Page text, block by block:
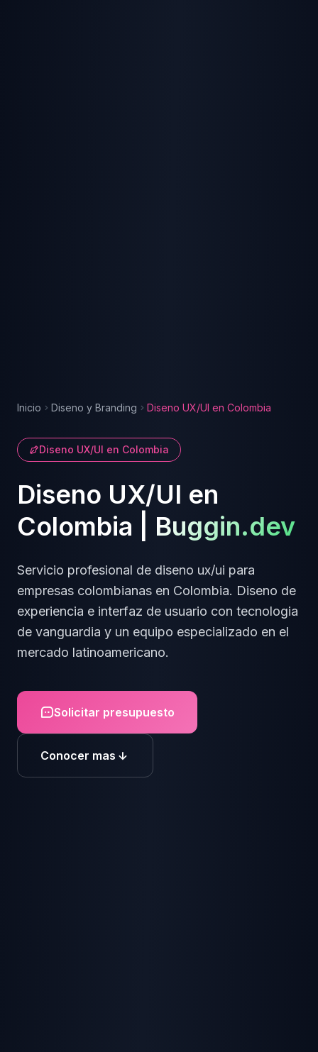
Inicio Diseno y Branding Diseno UX/UI en Colombia
Diseno UX/UI en Colombia
Diseno UX/UI en
Colombia
Buggin.dev
Servicio profesional de diseno ux/ui para
empresas colombianas en Colombia. Diseno de
experiencia e interfaz de usuario con tecnologia
de vanguardia y un equipo especializado en el
mercado latinoamericano.
Solicitar presupuesto
Conocer mas